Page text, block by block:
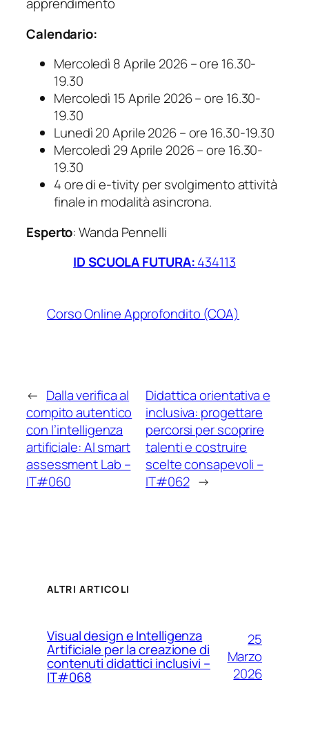
Calendario:
Mercoledì 8 Aprile 2026 – ore 16.30-
19.30
Mercoledì 15 Aprile 2026 – ore 16.30-
19.30
Lunedì 20 Aprile 2026 – ore 16.30-19.30
Mercoledì 29 Aprile 2026 – ore 16.30-
19.30
4 ore di e-tivity per svolgimento attività
finale in modalità asincrona.
Esperto: Wanda Pennelli
ID SCUOLA FUTURA:434113
Corso Online Approfondito (COA)
← Dalla verifica al
compito autentico
con l’intelligenza
artificiale: AI smart
assessment Lab –
IT#060
Didattica orientativa e
inclusiva: progettare
percorsi per scoprire
talenti e costruire
scelte consapevoli –
IT#062 →
ALTRI ARTICOLI
Visual design e Intelligenza
Artificiale per la creazione di
contenuti didattici inclusivi –
IT#068
25
Marzo
2026